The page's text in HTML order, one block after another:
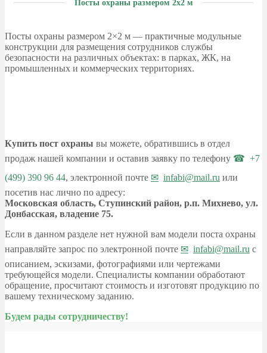
Посты охраны размером 2х2 м
Посты охраны размером 2×2 м — практичные модульные
конструкции для размещения сотрудников службы
безопасности на различных объектах: в парках, ЖК, на
промышленных и коммерческих территориях.
Купить пост охраны вы можете, обратившись в отдел
продаж нашей компании и оставив заявку по телефону
+7
(499) 390 96 44, электронной почте infabi@mail.ru или
посетив нас лично по адресу:
Московская область, Ступинский район, р.п. Михнево, ул.
Донбасская, владение 75.
Если в данном разделе нет нужной вам модели поста охраны
направляйте запрос по электронной почте
infabi@mail.ru с
описанием, эскизами, фотографиями или чертежами
требующейся модели. Специалисты компании обработают
обращение, просчитают стоимость и изготовят продукцию по
вашему техническому заданию.
Будем рады сотрудничеству!